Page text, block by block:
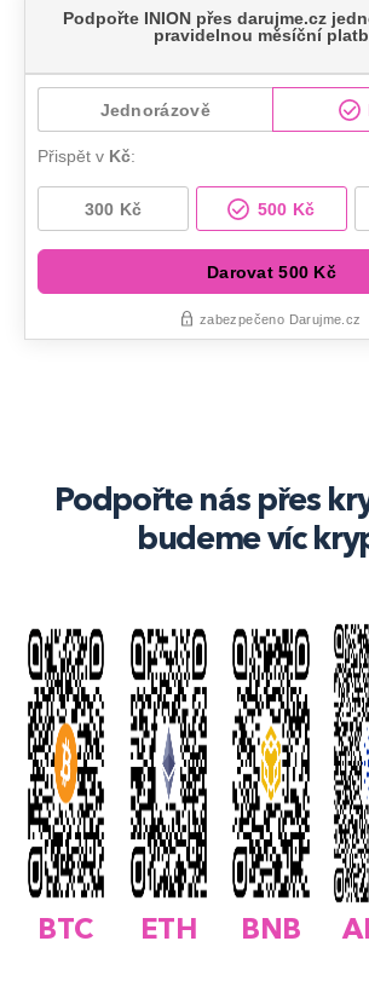
Podpořte nás přes
budeme víc
BTC ETH BNB